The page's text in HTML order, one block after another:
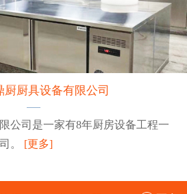
厨厨具设备有限公司
公司是一家有8年厨房设备工程一
。 [更多]